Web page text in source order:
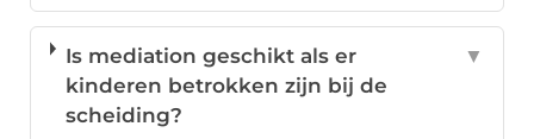
Is mediation geschikt als er
kinderen betrokken zijn bij de
scheiding?
▼